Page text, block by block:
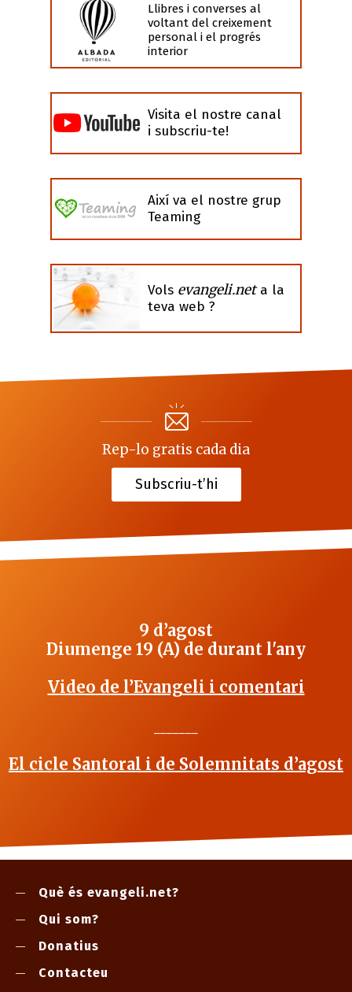
Llibres i converses al
voltant del creixement
personal i el progrés
interior
Visita el nostre canal
i subscriu-te!
Així va el nostre grup
Teaming
Vols evangeli.neta la
teva web ?
Rep-lo gratis cada dia
Subscriu-t’hi
9 d’agost
Diumenge 19 (A) de durant l'any
Video de l’Evangeli i comentari
El cicle Santoral i de Solemnitats d’agost
Què és evangeli.net?
Qui som?
Donatius
Contacteu